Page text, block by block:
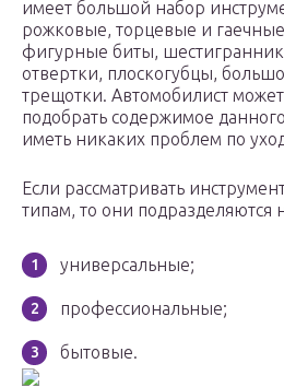
имеет большой набор
рожковые, торцевые и
фигурные биты,
отвертки, плоскогубцы,
трещотки. Автомобилист может
подобрать содержимое
иметь никаких проблем по
Если рассматривать
типам, то они подразделяются
универсальные;
профессиональные;
бытовые.